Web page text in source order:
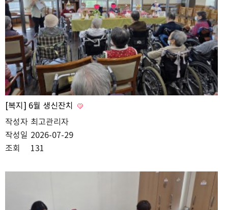
[복지] 6월 생신잔치
작성자 최고관리자
작성일 2026-07-29
조회
131